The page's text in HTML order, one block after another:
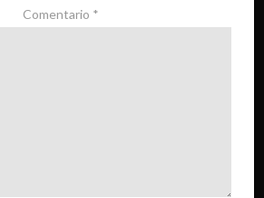
Comentario *